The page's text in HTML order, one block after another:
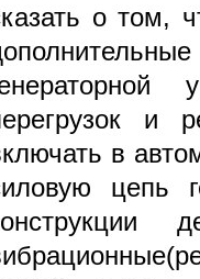
о том,
и
в
цепь